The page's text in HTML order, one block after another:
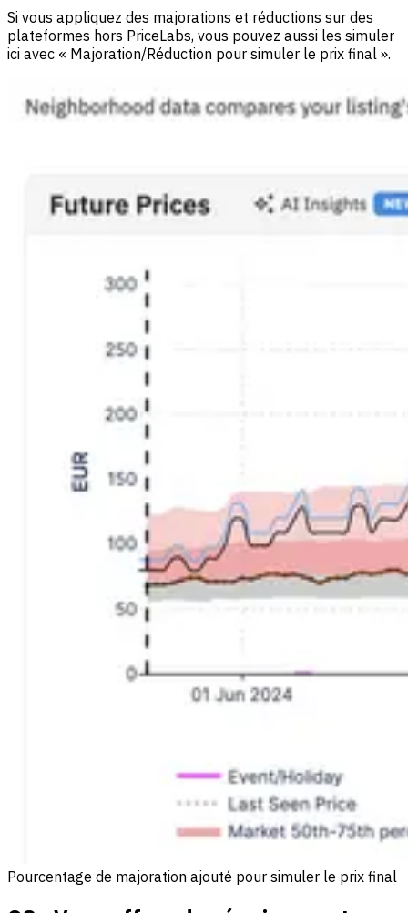
Si vous appliquez des majorations et réductions sur des
plateformes hors PriceLabs, vous pouvez aussi les simuler
ici avec « Majoration/Réduction pour simuler le prix final ».
Pourcentage de majoration ajouté pour simuler le prix final